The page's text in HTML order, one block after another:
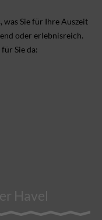
was Sie für Ihre Aus­zeit
oder erlebnis­reich.
Sie da:
Havel